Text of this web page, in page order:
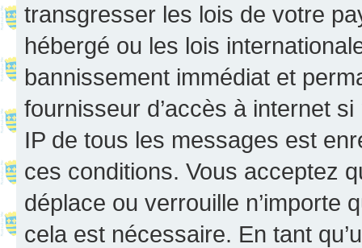
transgresser les lois de votre
hébergé ou les lois
bannissement immédiat et
fournisseur d’accès à internet
IP de tous les messages est
ces conditions. Vous acceptez
déplace ou verrouille n’importe
cela est nécessaire. En tant